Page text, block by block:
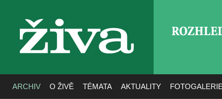
živa
ARCHIV O ŽIVĚ TÉMATA AKTUALITY